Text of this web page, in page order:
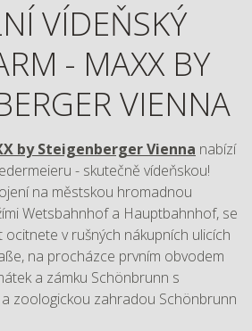
VÍDEŇSKÝ
- MAXX BY
VIENNA
by Steigenberger Vienna nabízí
- skutečně vídeňskou!
na městskou hromadnou
Wetsbahnhof a Hauptbahnhof, se
ocitnete v rušných nákupních ulicích
na procházce prvním obvodem
a zámku Schönbrunn s
zoologickou zahradou Schönbrunn